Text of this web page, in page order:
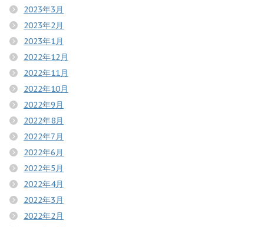
2023年3月
2023年2月
2023年1月
2022年12月
2022年11月
2022年10月
2022年9月
2022年8月
2022年7月
2022年6月
2022年5月
2022年4月
2022年3月
2022年2月